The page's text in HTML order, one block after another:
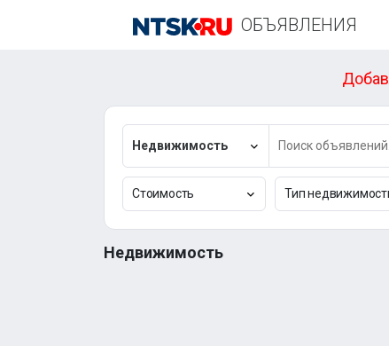
ОБЪЯВЛЕНИЯ
Недвижимость
Стоимость Тип
Недвижимость